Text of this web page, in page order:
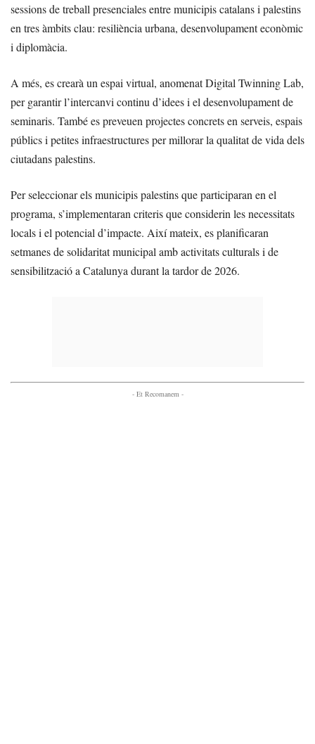
sessions de treball presenciales entre municipis catalans i palestins
en tres àmbits clau: resiliència urbana, desenvolupament econòmic
i diplomàcia.
A més, es crearà un espai virtual, anomenat Digital Twinning Lab,
per garantir l’intercanvi continu d’idees i el desenvolupament de
seminaris. També es preveuen projectes concrets en serveis, espais
públics i petites infraestructures per millorar la qualitat de vida dels
ciutadans palestins.
Per seleccionar els municipis palestins que participaran en el
programa, s’implementaran criteris que considerin les necessitats
locals i el potencial d’impacte. Així mateix, es planificaran
setmanes de solidaritat municipal amb activitats culturals i de
sensibilització a Catalunya durant la tardor de 2026.
- Et Recomanem -